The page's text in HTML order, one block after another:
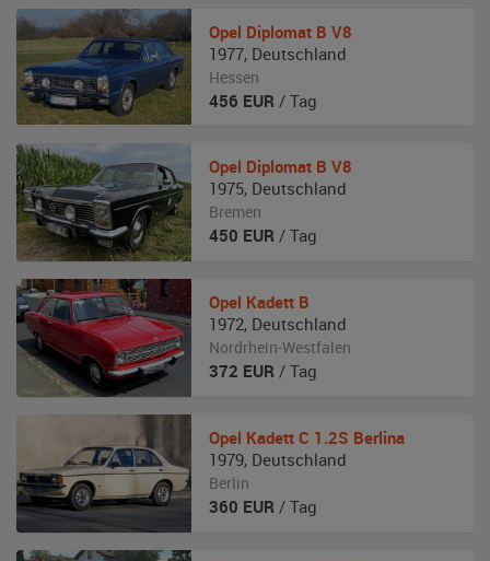
Opel Diplomat B V8
1977, Deutschland
Hessen
456 EUR / Tag
Opel Diplomat B V8
1975, Deutschland
Bremen
450 EUR / Tag
Opel Kadett B
1972, Deutschland
Nordrhein-Westfalen
372 EUR / Tag
Opel Kadett C 1.2S Berlina
1979, Deutschland
Berlin
360 EUR / Tag